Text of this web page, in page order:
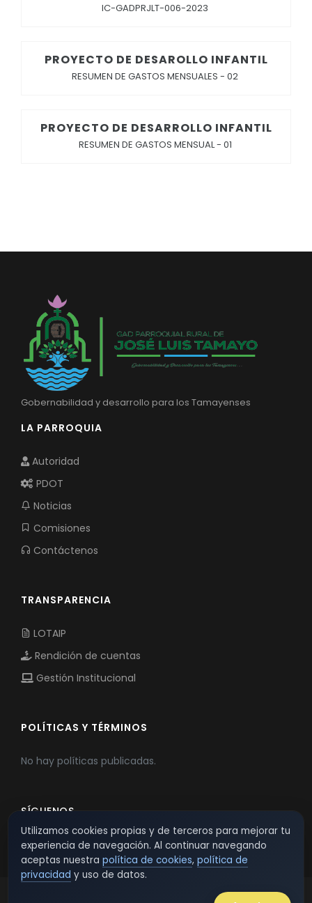
IC-GADPRJLT-006-2023
PROYECTO DE DESAROLLO INFANTIL
RESUMEN DE GASTOS MENSUALES - 02
PROYECTO DE DESARROLLO INFANTIL
RESUMEN DE GASTOS MENSUAL - 01
Gobernabilidad y desarrollo para los Tamayenses
LA PARROQUIA
Autoridad
PDOT
Noticias
Comisiones
Contáctenos
TRANSPARENCIA
LOTAIP
Rendición de cuentas
Gestión Institucional
POLÍTICAS Y TÉRMINOS
No hay políticas publicadas.
SÍGUENOS
Utilizamos cookies propias y de terceros para mejorar tu
experiencia de navegación. Al continuar navegando
aceptas nuestra política de cookies, política de
privacidad y uso de datos.